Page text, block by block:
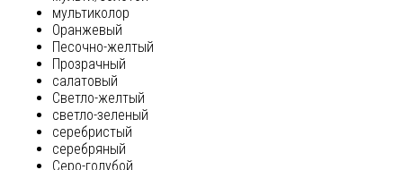
мультиколор
Оранжевый
Песочно-желтый
Прозрачный
салатовый
Светло-желтый
светло-зеленый
серебристый
серебряный
Серо-голубой